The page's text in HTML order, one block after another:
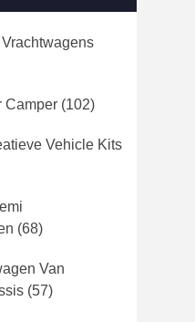
Camper (102)
Vehicle Kits
(68)
Van
(57)